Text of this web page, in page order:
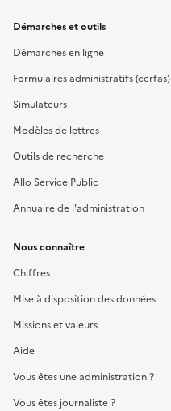
Démarches et outils
Démarches en ligne
Formulaires administratifs (cerfas)
Simulateurs
Modèles de lettres
Outils de recherche
Allo Service Public
Annuaire de l'administration
Nous connaître
Chiffres
Mise à disposition des données
Missions et valeurs
Aide
Vous êtes une administration ?
Vous êtes journaliste ?